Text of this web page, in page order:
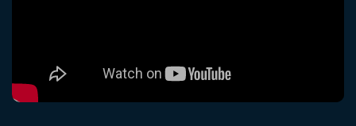
幫助中心
產品信息